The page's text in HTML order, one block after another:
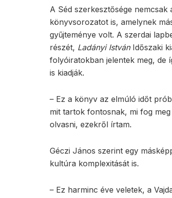
A Séd szerkesztősége
könyvsorozatot is, amelynek
gyűjteménye volt. A szerdai
részét, Ladányi IstvánIdőszaki
folyóiratokban jelentek meg, de
is kiadják.
– Ez a könyv az elmúló időt
mit tartok fontosnak, mi fog
olvasni, ezekről írtam.
Géczi János szerint egy
kultúra komplexitását is.
– Ez harminc éve veletek, a